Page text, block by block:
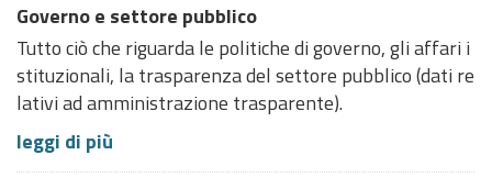
Governo e settore pubblico
Tutto ciò che riguarda le politiche di governo, gli affari i
stituzionali, la trasparenza del settore pubblico (dati re
lativi ad amministrazione trasparente).
leggi di più